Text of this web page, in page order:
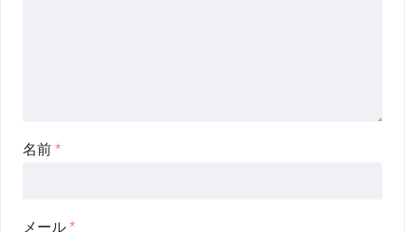
名前 *
メール *